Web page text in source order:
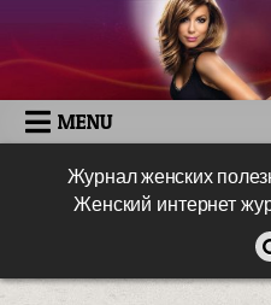
MENU
Журнал женских
Женский интернет